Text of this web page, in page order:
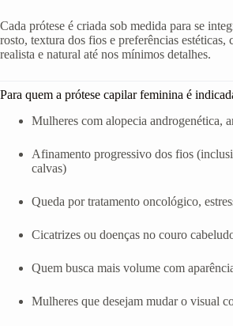
Cada prótese é criada sob medida para se
rosto, textura dos fios e preferências
realista e natural até nos mínimos detalhes.
Para quem a prótese capilar feminina é
Mulheres com alopecia androgenética,
Afinamento progressivo dos fios
calvas)
Queda por tratamento oncológico,
Cicatrizes ou doenças no couro
Quem busca mais volume com
Mulheres que desejam mudar o visual